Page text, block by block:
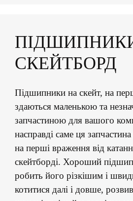
СКЕЙТБОРД
Підшипники на скейт, на
здаються маленькою та
запчастиною для вашого
насправді саме ця
на перші враження від
скейтборді. Хороший
робить його різкішим і
котитися далі і довше,